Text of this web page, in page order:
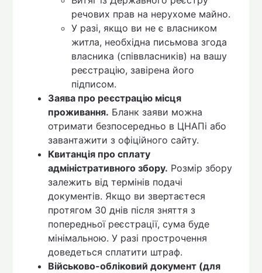
речових прав на нерухоме майно.
У разі, якщо ви не є власником
житла, необхідна письмова згода
власника (співвласників) на вашу
реєстрацію, завірена його
підписом.
Заява про реєстрацію місця
проживання. Бланк заяви можна
отримати безпосередньо в ЦНАПі або
завантажити з офіційного сайту.
Квитанція про сплату
адміністративного збору. Розмір збору
залежить від термінів подачі
документів. Якщо ви звертаєтеся
протягом 30 днів після зняття з
попередньої реєстрації, сума буде
мінімальною. У разі прострочення
доведеться сплатити штраф.
Військово-обліковий документ (для